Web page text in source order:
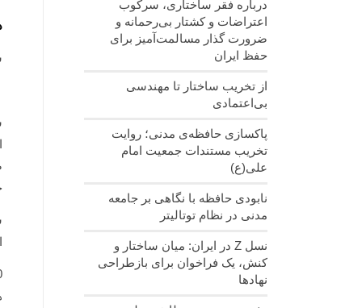
درباره فقر ساختاری، سرکوب
اعتراضات و کشتار بی‌رحمانه و
ضرورت گذار مسالمت‌آمیز برای
حفظ ایران
از تخریب ساختار تا مهندسی
بی‌اعتمادی
پاکسازی حافظه‌ی مدنی؛ روایت
تخریب مستندات جمعیت امام
علی(ع)
نابودی حافظه با نگاهی بر جامعه
مدنی در نظام توتالیتر
نسل‌ Z در ایران: میان ساختار و
کنش، یک فراخوان برای بازطراحی
نهادها